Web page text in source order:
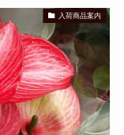
入荷商品案内